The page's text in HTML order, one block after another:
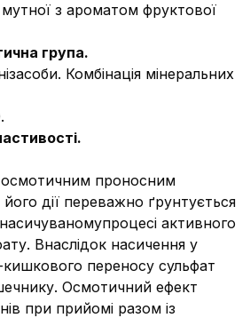
з ароматом фруктової
група.
Комбінація мінеральних
осмотичним проносним
дії переважно ґрунтується
активного
Внаслідок насичення у
переносу сульфат
Осмотичний ефект
при прийомі разом із